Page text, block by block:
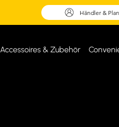
Händler &
Accessoires & Zubehör